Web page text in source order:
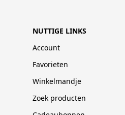
NUTTIGE LINKS
Account
Favorieten
Winkelmandje
Zoek producten